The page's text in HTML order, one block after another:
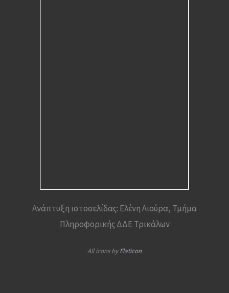
Ανάπτυξη ιστοσελίδας: Ελένη Λιούρα, Τμήμα
Πληροφορικής ΔΔΕ Τρικάλων
All icons byFlaticon